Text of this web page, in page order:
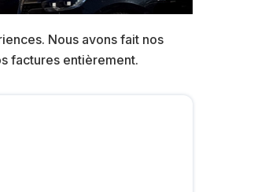
Nous avons fait nos
factures entièrement.